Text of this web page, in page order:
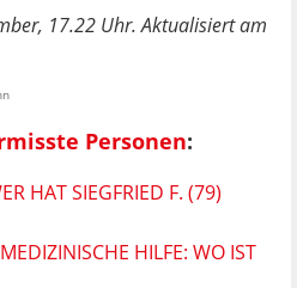
17.22 Uhr. Aktualisiert am
Personen:
HAT SIEGFRIED F. (79)
HILFE: WO IST